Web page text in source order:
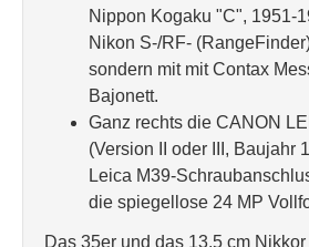
Nippon Kogaku "C", 1951-
Nikon S-/RF-
sondern mit mit Contax
Bajonett.
Ganz rechts die CANON
(Version II oder III, Baujahr
Leica M39-
die spiegellose 24 MP
Das 35er und das 13,5 cm